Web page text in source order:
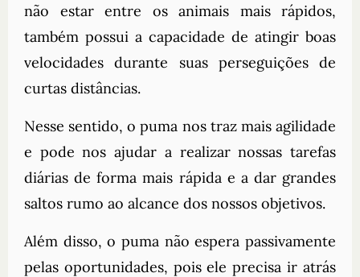
não estar entre os animais mais rápidos,
também possui a capacidade de atingir boas
velocidades durante suas perseguições de
curtas distâncias.
Nesse sentido, o puma nos traz mais agilidade
e pode nos ajudar a realizar nossas tarefas
diárias de forma mais rápida e a dar grandes
saltos rumo ao alcance dos nossos objetivos.
Além disso, o puma não espera passivamente
pelas oportunidades, pois ele precisa ir atrás